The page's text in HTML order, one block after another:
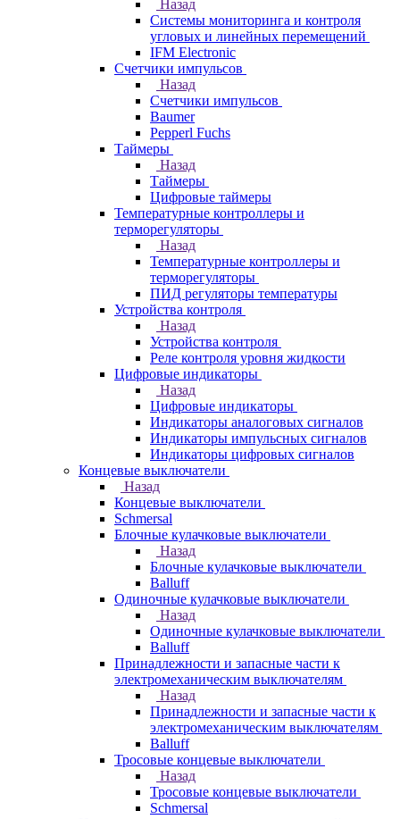
Назад
Системы мониторинга и контроля
угловых и линейных перемещений
IFM Electronic
Счетчики импульсов
Назад
Счетчики импульсов
Baumer
Pepperl Fuchs
Таймеры
Назад
Таймеры
Цифровые таймеры
Температурные контроллеры и
терморегуляторы
Назад
Температурные контроллеры и
терморегуляторы
ПИД регуляторы температуры
Устройства контроля
Назад
Устройства контроля
Реле контроля уровня жидкости
Цифровые индикаторы
Назад
Цифровые индикаторы
Индикаторы аналоговых сигналов
Индикаторы импульсных сигналов
Индикаторы цифровых сигналов
Концевые выключатели
Назад
Концевые выключатели
Schmersal
Блочные кулачковые выключатели
Назад
Блочные кулачковые выключатели
Balluff
Одиночные кулачковые выключатели
Назад
Одиночные кулачковые выключатели
Balluff
Принадлежности и запасные части к
электромеханическим выключателям
Назад
Принадлежности и запасные части к
электромеханическим выключателям
Balluff
Тросовые концевые выключатели
Назад
Тросовые концевые выключатели
Schmersal